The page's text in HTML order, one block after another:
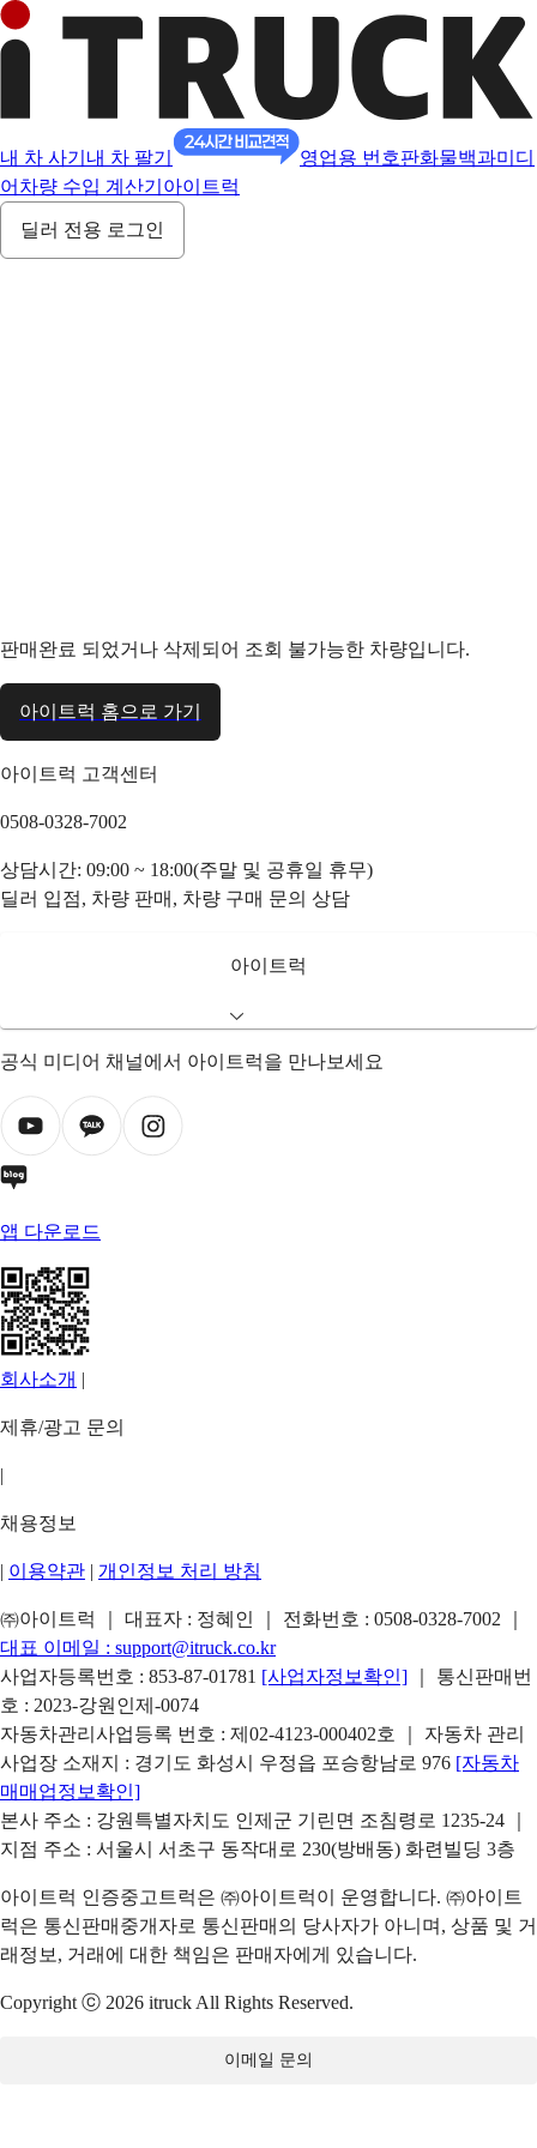
내 차 사기 내 차 팔기 영업용 번호판화물백과미디
어 차량 수입 계산기 아이트럭
딜러 전용 로그인
판매완료 되었거나 삭제되어 조회 불가능한 차량입니다.
아이트럭 홈으로 가기
아이트럭 고객센터
0508-0328-7002
상담시간: 09:00 ~ 18:00(주말 및 공휴일 휴무)
딜러 입점, 차량 판매, 차량 구매 문의 상담
아이트럭
공식 미디어 채널에서 아이트럭을 만나보세요
앱 다운로드
회사소개 |
제휴/광고 문의
|
채용정보
| 이용약관 | 개인정보 처리 방침
㈜아이트럭 ｜ 대표자 : 정혜인 ｜ 전화번호 : 0508-0328-7002
대표 이메일 : support@itruck.co.kr
사업자등록번호 : 853-87-01781 [사업자정보확인]
｜ 통신판매번
호 : 2023-강원인제-0074
자동차관리사업등록 번호 : 제02-4123-000402호 ｜ 자동차 관리
사업장 소재지 : 경기도 화성시 우정읍 포승항남로 976 [자동차
매매업정보확인]
본사 주소 : 강원특별자치도 인제군 기린면 조침령로 1235-24 ｜
지점 주소 : 서울시 서초구 동작대로 230(방배동) 화련빌딩 3층
아이트럭 인증중고트럭은 ㈜아이트럭이 운영합니다. ㈜아이트
럭은 통신판매중개자로 통신판매의 당사자가 아니며, 상품 및 거
래정보, 거래에 대한 책임은 판매자에게 있습니다.
Copyright ⓒ 2026 itruck All Rights Reserved.
이메일 문의